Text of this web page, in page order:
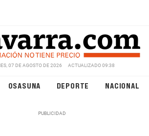
07 DE AGOSTO DE 2026 ACTUALIZADO 09:38
OSASUNA DEPORTE NACIONAL